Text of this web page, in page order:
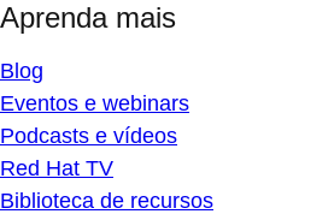
Aprenda mais
Blog
Eventos e webinars
Podcasts e vídeos
Red Hat TV
Biblioteca de recursos